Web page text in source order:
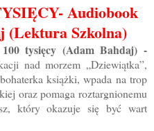
Audiobook
(Lektura Szkolna)
tysięcy (Adam Bahdaj) -
nad morzem „Dziewiątka”,
książki, wpada na trop
oraz pomaga roztargnionemu
który okazuje się być wart